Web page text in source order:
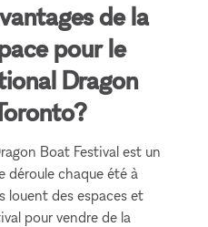
de la
pour le
Dragon
Boat Festival est un
déroule chaque été à
louent des espaces et
pour vendre de la